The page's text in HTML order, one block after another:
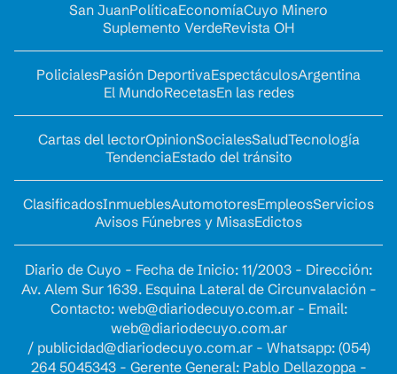
San JuanPolíticaEconomíaCuyo Minero
Suplemento VerdeRevista OH
PolicialesPasión DeportivaEspectáculosArgentina
El MundoRecetasEn las redes
Cartas del lectorOpinionSocialesSaludTecnología
TendenciaEstado del tránsito
ClasificadosInmueblesAutomotoresEmpleosServicios
Avisos Fúnebres y MisasEdictos
Diario de Cuyo - Fecha de Inicio: 11/2003 - Dirección:
Av. Alem Sur 1639. Esquina Lateral de Circunvalación -
Contacto: web@diariodecuyo.com.ar- Email:
web@diariodecuyo.com.ar
/ publicidad@diariodecuyo.com.ar- Whatsapp: (054)
264 5045343 - Gerente General: Pablo Dellazoppa -